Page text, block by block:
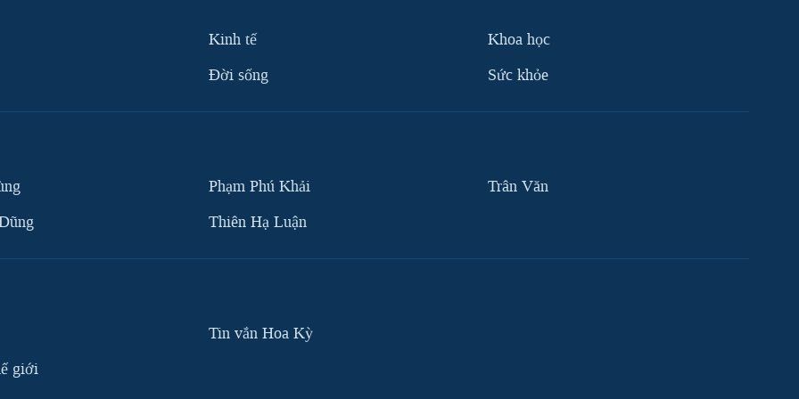
Kinh tế
Ðời sống
Khoa học
Sức khỏe
Phạm Phú Khải
Thiên Hạ Luận
Trân Văn
giới
Tin vắn Hoa Kỳ